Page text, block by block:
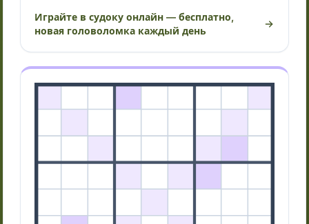
Играйте в судоку онлайн — бесплатно,
новая головоломка каждый день